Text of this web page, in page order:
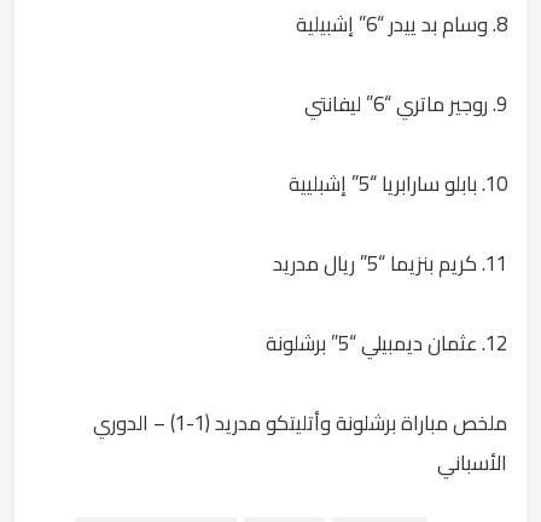
8. وسام بد ييدر “6” إشبيلية
9. روجير ماتري “6” ليفانتي
10. بابلو سارابريا “5” إشبليية
11. كريم بنزيما “5” ريال مدريد
12. عثمان ديمبيلي “5” برشلونة
ملخص مباراة برشلونة وأتليتكو مدريد (1-1) – الدوري
الأسباني